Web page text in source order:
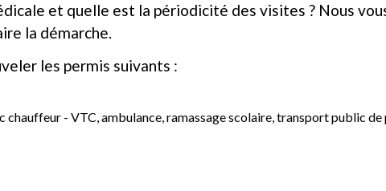
et quelle est la périodicité des visites ? Nous
la démarche.
les permis suivants :
- VTC, ambulance, ramassage scolaire, transport public de